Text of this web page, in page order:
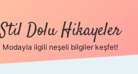
Stil Dolu Hikayeler
Modayla ilgili neşeli bilgiler keşfet!